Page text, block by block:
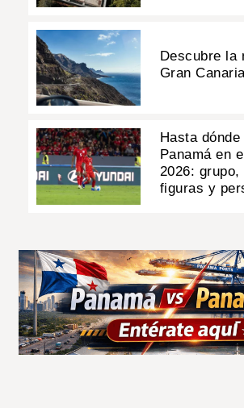
Descubre la
Gran
Hasta
Panamá en
2026: grupo,
figuras y